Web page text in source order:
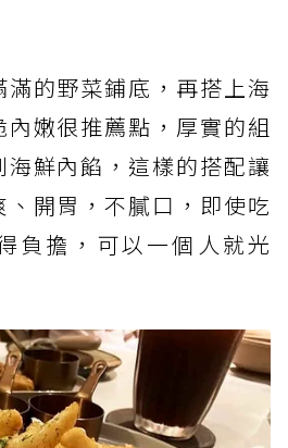
的野菜鋪底，再搭上海
嫩很推薦點，厚實的組
鮮內餡，這樣的搭配讓
開胃，不膩口，即使吃
負擔，可以一個人就光